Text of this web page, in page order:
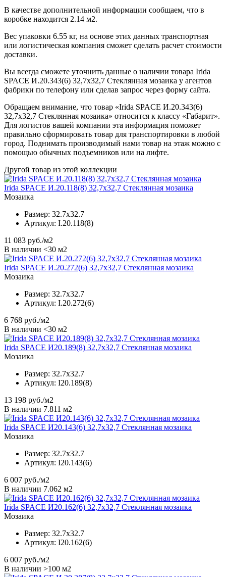
В качестве дополнительной информации сообщаем, что в
коробке находится 2.14 м2.
Вес упаковки 6.55 кг, на основе этих данных транспортная
или логистическая компания сможет сделать расчет стоимости
доставки.
Вы всегда сможете уточнить данные о наличии товара Irida
SPACE И.20.343(6) 32,7x32,7 Стеклянная мозаика у агентов
фабрики по телефону или сделав запрос через форму сайта.
Обращаем внимание, что товар «Irida SPACE И.20.343(6)
32,7x32,7 Стеклянная мозаика» относится к классу «Габарит».
Для логистов вашей компании эта информация поможет
правильно сформировать товар для транспортировки в любой
город. Поднимать производимый нами товар на этаж можно с
помощью обычных подъемников или на лифте.
Другой товар из этой коллекции
Irida SPACE И.20.118(8) 32,7x32,7 Стеклянная мозаика
Мозаика
Размер: 32.7x32.7
Артикул: I.20.118(8)
11 083 руб./м2
В наличии <30 м2
Irida SPACE И.20.272(6) 32,7x32,7 Стеклянная мозаика
Мозаика
Размер: 32.7x32.7
Артикул: I.20.272(6)
6 768 руб./м2
В наличии <30 м2
Irida SPACE И20.189(8) 32,7x32,7 Стеклянная мозаика
Мозаика
Размер: 32.7x32.7
Артикул: I20.189(8)
13 198 руб./м2
В наличии 7.811 м2
Irida SPACE И20.143(6) 32,7x32,7 Стеклянная мозаика
Мозаика
Размер: 32.7x32.7
Артикул: I20.143(6)
6 007 руб./м2
В наличии 7.062 м2
Irida SPACE И20.162(6) 32,7x32,7 Стеклянная мозаика
Мозаика
Размер: 32.7x32.7
Артикул: I20.162(6)
6 007 руб./м2
В наличии >100 м2